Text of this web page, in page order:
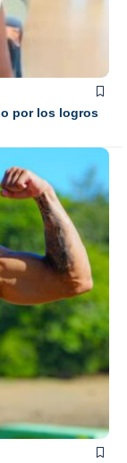
por los logros